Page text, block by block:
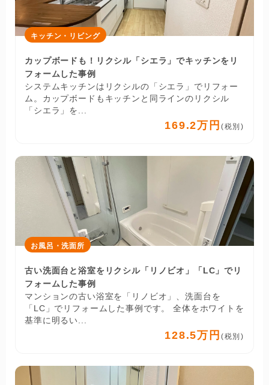
キッチン・リビング
カップボードも！リクシル「シエラ」でキッチンをリ
フォームした事例
システムキッチンはリクシルの「シエラ」でリフォー
ム。カップボードもキッチンと同ラインのリクシル
「シエラ」を...
169.2万円 (税別)
お風呂・洗面所
古い洗面台と浴室をリクシル「リノビオ」「LC」でリ
フォームした事例
マンションの古い浴室を「リノビオ」、洗面台を
「LC」でリフォームした事例です。 全体をホワイトを
基準に明るい...
128.5万円 (税別)